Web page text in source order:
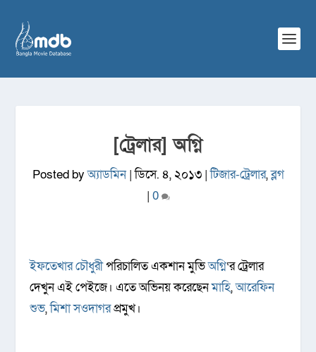
[ট্রেলার] অগ্নি
Posted byঅ্যাডমিন|ডিসে. ৪, ২০১৩|টিজার-ট্রেলার,ব্লগ
| 0
ইফতেখার চৌধুরীপরিচালিত একশান মুভিঅগ্নি‘র ট্রেলার
দেখুন এই পেইজে। এতে অভিনয় করেছেনমাহি,আরেফিন
শুভ,মিশা সওদাগরপ্রমুখ।